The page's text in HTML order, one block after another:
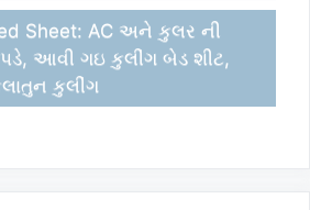
Sheet: AC અને કુલર ની
આવી ગઇ કુલીંગ બેડ શીટ,
કુલીંગ